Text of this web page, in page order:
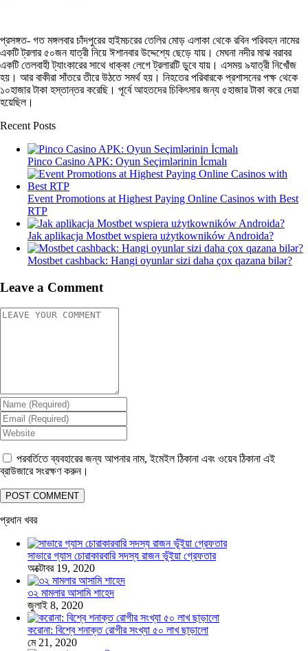
প্রসঙ্গত- গত মঙ্গলবার চাঁদপুরের হাইমচরের তেলির মোড় এলাকা থেকে রবিন পরিবহন নামের
একটি ট্রলার ৫০জন যাত্রী নিয়ে ঈশানবার উদ্দেশ্যে ছেড়ে যায়। মেঘনা নদীর মাঝ বরাবর
একটি তেলবাহী ট্যাংকারের সাথে ধাক্কা লেগে ট্রলারটি ডুবে যায়। এসময় ৯যাত্রী নিখোঁজ
হয়। আর বাকীরা সাঁতরে তীরে উঠতে সমর্থ হয়। নিহতের পরিবারকে প্রশাসনের পক্ষ থেকে
১০হাজার টাকা হস্তান্তর করেছি। পূর্বে আহতদের চিকিৎসার জন্য ৫হাজার টাকা করে দেয়া
হয়েছিল।
Recent Posts
Pinco Casino APK: Oyun Seçimlərinin İcmalı
Event Promotions at Highest Paying Online Casinos with Best
RTP
Jak aplikacja Mostbet wspiera użytkowników Androida?
Mostbet cashback: Hangi oyunlar sizi daha çox qazana bilər?
Leave a Comment
পরবর্তিতে ব্যবহারের জন্য আপনার নাম, ইমেইল ঠিকানা এবং ওয়েব ঠিকানা এই
ব্রাউজারে সংরক্ষণ করুন।
প্রধান খবর
সাভারে গ্যাস চোরাকারবারি সদস্য রাজন ভূঁইয়া গ্রেফতার
অক্টোবর 19, 2020
৩২ মামলার আসামি শাহেদ
জুলাই 8, 2020
করোনা: বিশ্বে শনাক্ত রোগীর সংখ্যা ৫০ লাখ ছাড়ালো
মে 21, 2020